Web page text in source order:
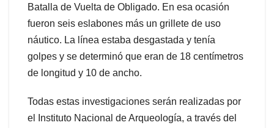
Batalla de Vuelta de Obligado. En esa ocasión
fueron seis eslabones más un grillete de uso
náutico. La línea estaba desgastada y tenía
golpes y se determinó que eran de 18 centímetros
de longitud y 10 de ancho.
Todas estas investigaciones serán realizadas por
el Instituto Nacional de Arqueología, a través del